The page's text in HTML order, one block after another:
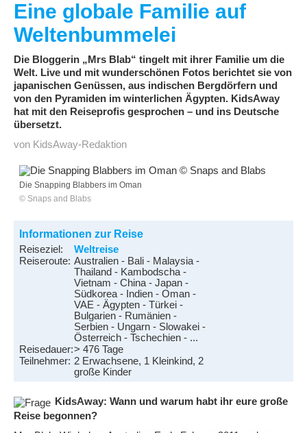
Eine globale Familie auf
Weltenbummelei
Die Bloggerin „Mrs Blab“ tingelt mit ihrer Familie um die
Welt. Live und mit wunderschönen Fotos berichtet sie von
japanischen Genüssen, aus indischen Bergdörfern und
von den Pyramiden im winterlichen Ägypten. KidsAway
hat mit den Reiseprofis gesprochen – und ins Deutsche
übersetzt.
von KidsAway-Redaktion
Die Snapping Blabbers im Oman
© Snaps and Blabs
Informationen zur Reise
Reiseziel:
Weltreise
Reiseroute: Australien - Bali - Malaysia -
Thailand - Kambodscha -
Vietnam - China - Japan -
Südkorea - Indien - Oman -
VAE - Ägypten - Türkei -
Bulgarien - Rumänien -
Serbien - Ungarn - Slowakei -
Österreich - Tschechien - ...
Reisedauer:> 476 Tage
Teilnehmer: 2 Erwachsene, 1 Kleinkind, 2
große Kinder
KidsAway: Wann und warum habt ihr eure große
Reise begonnen?